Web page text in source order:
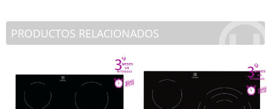
PRODUCTOS RELACIONADOS